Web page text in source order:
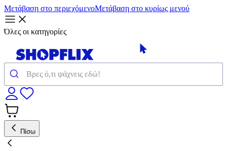
Μετάβαση στο περιεχόμενοΜετάβαση στο κυρίως μενού
Όλες οι κατηγορίες
Πίσω